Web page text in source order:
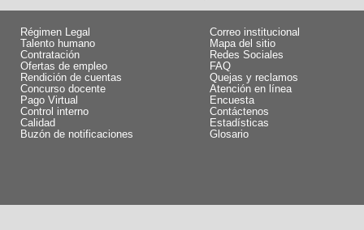
Régimen Legal
Talento humano
Contratación
Ofertas de empleo
Rendición de cuentas
Concurso docente
Pago Virtual
Control interno
Calidad
Buzón de notificaciones
Correo institucional
Mapa del sitio
Redes Sociales
FAQ
Quejas y reclamos
Atención en línea
Encuesta
Contáctenos
Estadísticas
Glosario